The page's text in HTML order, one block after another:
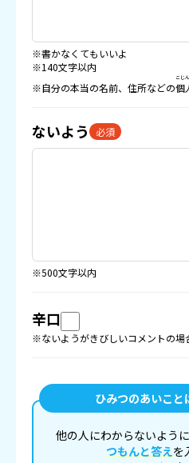
※書かなくてもいいよ
※140文字以内
※自分の本当の名前、住所などの個
こじ
ないよう 必須
※500文字以内
辛口
※ないようがきびしいコメントの場
ひみつのあいこと
他の人にわからないように
つもんと答えを